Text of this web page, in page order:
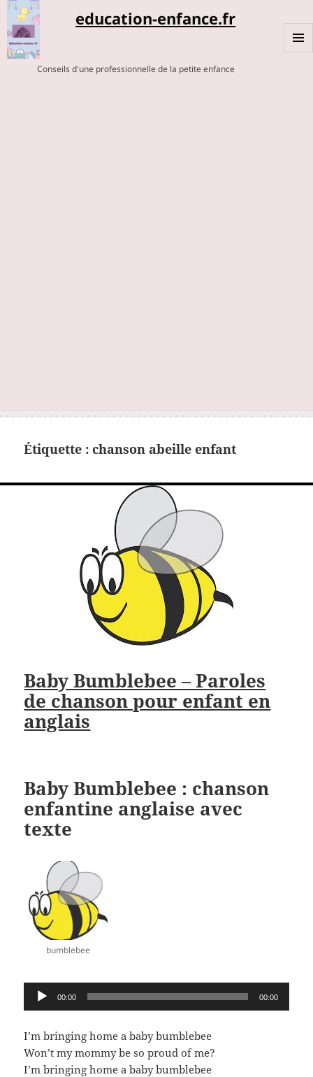
education-enfance.fr
Conseils d'une professionnelle de la petite enfance
Étiquette :chanson abeille enfant
Baby Bumblebee – Paroles
de chanson pour enfant en
anglais
Baby Bumblebee : chanson
enfantine anglaise avec
texte
bumblebee
Lecteur 00:00 00:00
I’m bringing home a baby bumblebee
Won’t my mommy be so proud of me?
I’m bringing home a baby bumblebee